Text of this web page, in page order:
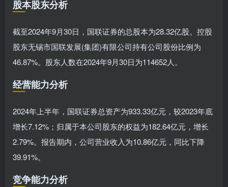
股本股东分析
截至2024年9月30日，国联证券的总股本为28.32亿股。控股
股东无锡市国联发展(集团)有限公司持有公司股份比例为
46.87%。股东人数在2024年9月30日为114652人。
经营能力分析
2024年上半年，国联证券总资产为933.33亿元，较2023年底
增长7.12%；归属于本公司股东的权益为182.64亿元，增长
2.79%。报告期内，公司营业收入为10.86亿元，同比下降
39.91%。
竞争能力分析